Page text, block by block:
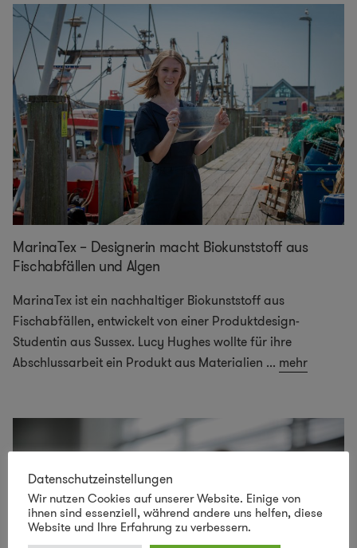
MarinaTex – Designerin macht Biokunststoff aus
Fischabfällen und Algen
MarinaTex ist ein nachhaltiger Biokunststoff aus
Fischabfällen, entwickelt von einer Produktdesign-
Studentin aus Sussex. Lucy Hughes wollte für ihre
Abschlussarbeit ein Produkt aus Materialien ... mehr
Datenschutzeinstellungen
Wir nutzen Cookies auf unserer Website. Einige von
ihnen sind essenziell, während andere uns helfen, diese
Website und Ihre Erfahrung zu verbessern.